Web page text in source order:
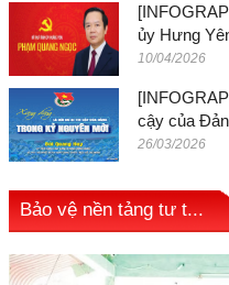
ủy Hưng
10/04/2026
cậy của
26/03/2026
Bảo vệ nền tảng tư t...